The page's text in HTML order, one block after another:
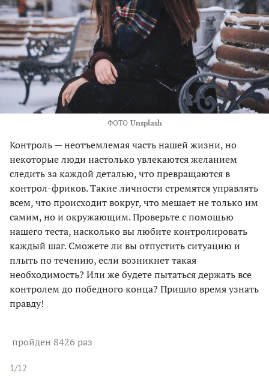
ФОТО Unsplash
Контроль — неотъемлемая часть нашей жизни, но
некоторые люди настолько увлекаются желанием
следить за каждой деталью, что превращаются в
контрол-фриков. Такие личности стремятся управлять
всем, что происходит вокруг, что мешает не только им
самим, но и окружающим. Проверьте с помощью
нашего теста, насколько вы любите контролировать
каждый шаг. Сможете ли вы отпустить ситуацию и
плыть по течению, если возникнет такая
необходимость? Или же будете пытаться держать все
контролем до победного конца? Пришло время узнать
правду!
пройден 8426 раз
1/12